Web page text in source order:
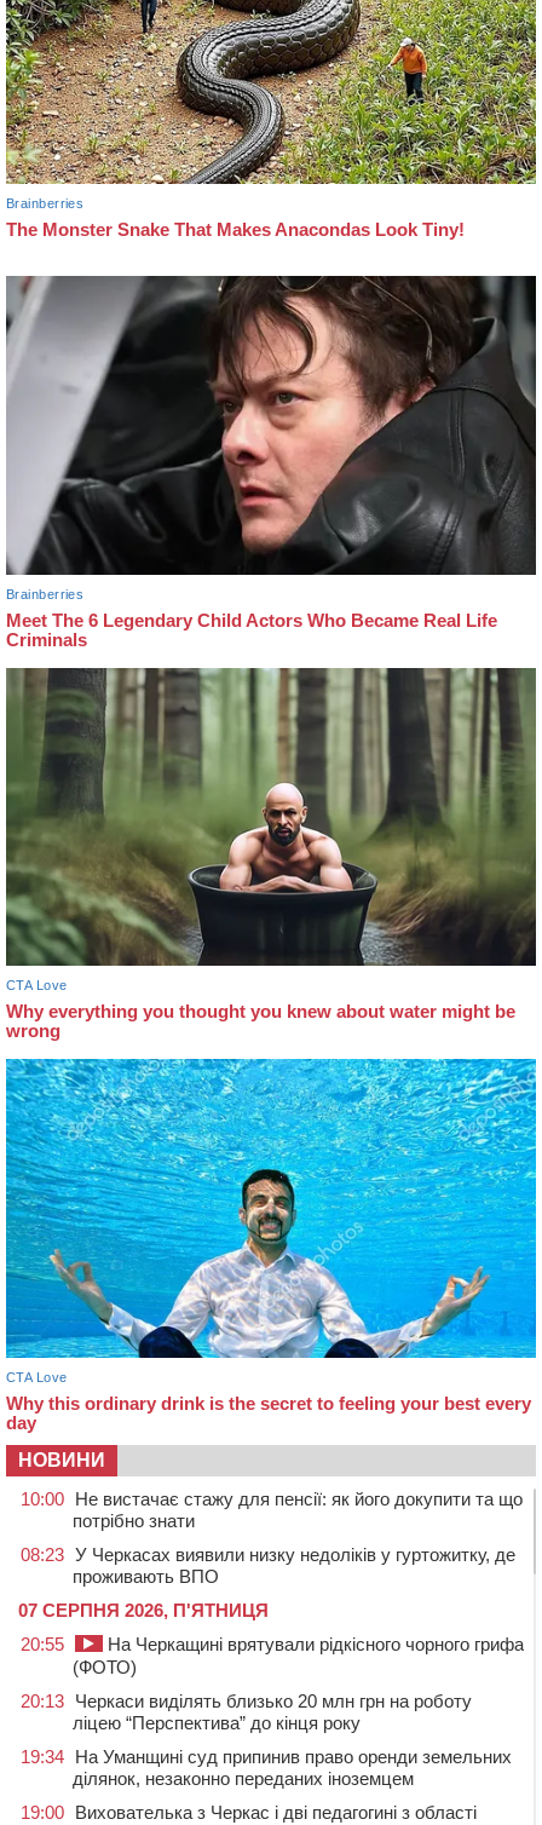
НОВИНИ
10:00 Не вистачає стажу для пенсії: як його докупити та що
потрібно знати
08:23 У Черкасах виявили низку недоліків у гуртожитку, де
проживають ВПО
07 СЕРПНЯ 2026, П'ЯТНИЦЯ
20:55
На Черкащині врятували рідкісного чорного грифа
(ФОТО)
20:13 Черкаси виділять близько 20 млн грн на роботу
ліцею “Перспектива” до кінця року
19:34 На Уманщині суд припинив право оренди земельних
ділянок, незаконно переданих іноземцем
19:00 Вихователька з Черкас і дві педагогині з області